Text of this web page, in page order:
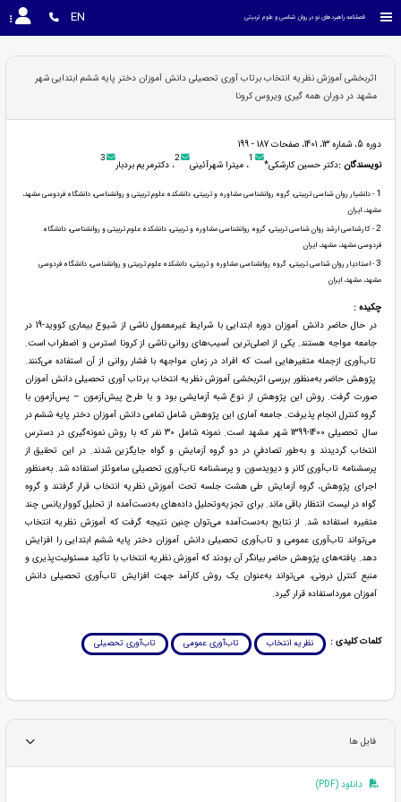
فصلنامه راهبردهای نو در روان شناسی و علوم تربیتی EN
اثربخشی آموزش نظریه انتخاب برتاب آوری تحصیلی دانش آموزان دختر پایه ششم ابتدایی شهر
مشهد در دوران همه گیری ویروس کرونا
دوره 5، شماره 13، 1401، صفحات 187 - 199
نویسندگان :دکتر حسین کارشکی* 1، میترا شهرآئینی 2، دکترمریم بردبار 3
1 - دانشیار روان شناسی تربیتی، گروه روانشناسی مشاوره و تربیتی، دانشکده علوم تربیتی و روانشناسی، دانشگاه فردوسی مشهد،
مشهد، ایران
2- کارشناسی ارشد روان شناسی تربیتی، گروه روانشناسی مشاوره و تربیتی، دانشکده علوم تربیتی و روانشناسی، دانشگاه
فردوسی مشهد، مشهد، ایران
3- استادیار روان شناسی تربیتی، گروه روانشناسی مشاوره و تربیتی، دانشکده علوم تربیتی و روانشناسی، دانشگاه فردوسی
مشهد، مشهد، ایران
چکیده :
در حال حاضر دانش آموزان دوره ابتدایی با شرایط غیرمعمول ناشی از شیوع بیماری کووید-19 در
جامعه مواجه هستند. یکی از اصلی‌ترین آسیب‌های روانی ناشی از کرونا استرس و اضطراب است.
تاب‌آوری ازجمله متغیرهایی است که افراد در زمان مواجهه با فشار روانی از آن استفاده می‌کنند.
پژوهش حاضر به‌منظور بررسی اثربخشی آموزش نظریه انتخاب برتاب آوری تحصیلی دانش آموزان
صورت گرفت. روش این پژوهش از نوع شبه آزمایشی بود و با طرح پیش‌آزمون – پس‌آزمون با
گروه کنترل انجام پذیرفت. جامعه آماری این پژوهش شامل تمامی دانش آموزان دختر پایه ششم در
سال تحصیلی 1400-1399 شهر مشهد است. نمونه شامل 30 نفر كه با روش نمونه‌گیری در دسترس
انتخاب گردیدند و به‌طور تصادفي در دو گروه آزمایش و گواه جایگزین شدند. در این تحقیق از
پرسشنامه تاب‌آوری کانر و دیویدسون و پرسشنامه تاب‌آوری تحصیلی ساموئلز استفاده شد. به‌منظور
اجرای پژوهش، گروه آزمایش طی هشت جلسه تحت آموزش نظریه انتخاب قرار گرفتند و گروه
گواه در لیست انتظار باقی ماند. برای تجزیه‌وتحلیل داده‌های به‌دست‌آمده از تحلیل کوواریانس چند
متغیره استفاده شد. از نتایج به‌دست‌آمده می‌توان چنین نتیجه گرفت كه آموزش نظریه انتخاب
می‌تواند تاب‌آوری عمومی و تاب‌آوری تحصیلی دانش آموزان دختر پایه ششم ابتدایی را افزایش
دهد. یافته‌های پژوهش حاضر بیانگر آن بودند که آموزش نظریه انتخاب با تأکید مسئولیت‌پذیری و
منبع کنترل درونی، می‌تواند به‌عنوان یک روش کارآمد جهت افزایش تاب‌آوری تحصیلی دانش
آموزان مورداستفاده قرار گیرد.
کلمات کلیدی : نظریه انتخاب تاب‌آوری عمومی تاب‌آوری تحصیلی
فایل ها
دانلود (PDF)